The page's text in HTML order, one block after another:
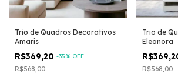
Trio de Quadros Decorativos
Amaris
R$369,20 -35% OFF
R$568,00
Trio de
Eleonora
R$568,00